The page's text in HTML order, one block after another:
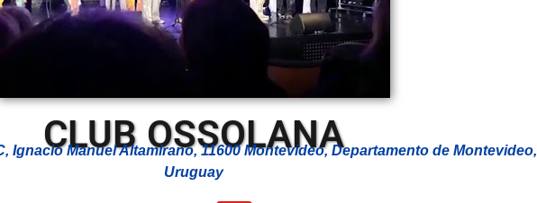
CLUB OSSOLANA
Ignacio Manuel Altamirano, 11600 Montevideo, Departamento de Montevideo,
Uruguay